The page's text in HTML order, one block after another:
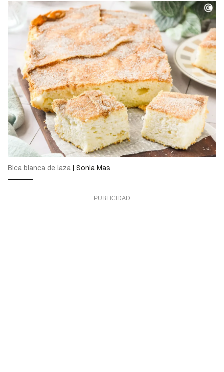
Bica blanca de laza | Sonia Mas